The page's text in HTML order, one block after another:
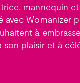
mannequin
avec Womanizer
à
son plaisir et à